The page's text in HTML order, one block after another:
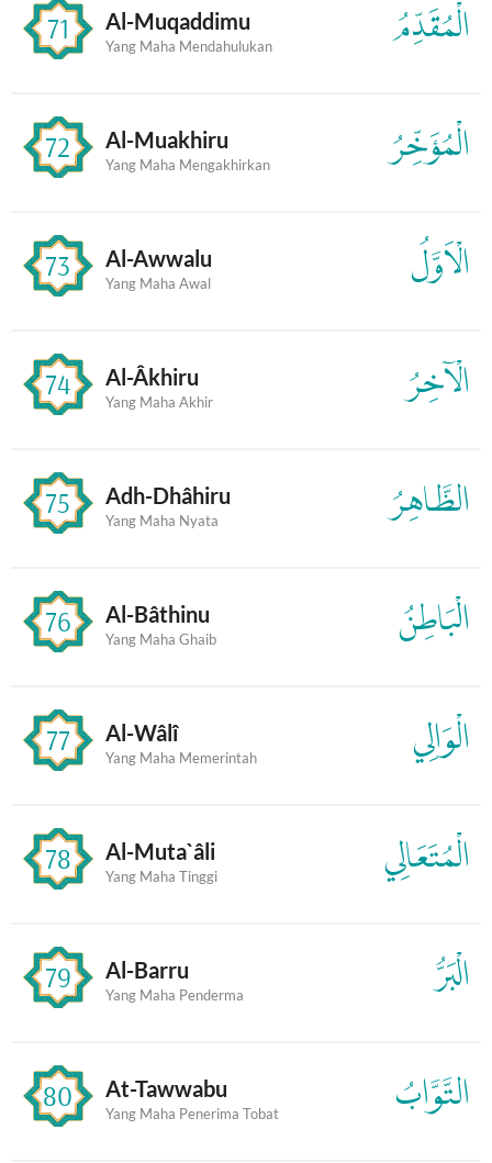
71 Al-Muqaddimu
Yang Maha Mendahulukan الْمُقَدِّمُ
72 Al-Muakhiru
Yang Maha Mengakhirkan الْمُؤَخِّرُ
73 Al-Awwalu
Yang Maha Awal الْاَوَّلُ
74 Al-Âkhiru
Yang Maha Akhir الْآخِرُ
75 Adh-Dhâhiru
Yang Maha Nyata الظَّاهِرُ
76 Al-Bâthinu
Yang Maha Ghaib الْبَاطِنُ
77 Al-Wâlî
Yang Maha Memerintah الْوَالِي
78 Al-Muta`âli
Yang Maha Tinggi الْمُتَعَالِي
79 Al-Barru
Yang Maha Penderma الْبَرُّ
80 At-Tawwabu
Yang Maha Penerima Tobat التَّوَّابُ